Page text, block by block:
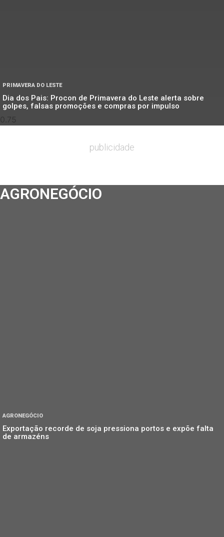
PRIMAVERA DO LESTE
Dia dos Pais: Procon de Primavera do Leste alerta sobre
golpes, falsas promoções e compras por impulso
publicidade
AGRONEGÓCIO
AGRONEGÓCIO
Exportação recorde de soja pressiona portos e expõe falta
de armazéns